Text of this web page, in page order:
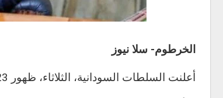
الخرطوم- سلا نيوز
أعلنت السلطات السودانية، الثلاثاء، ظهور 23 حالة اشتباه بمرض الإنفلونزا والجدري منها 18 حالة سالبة.